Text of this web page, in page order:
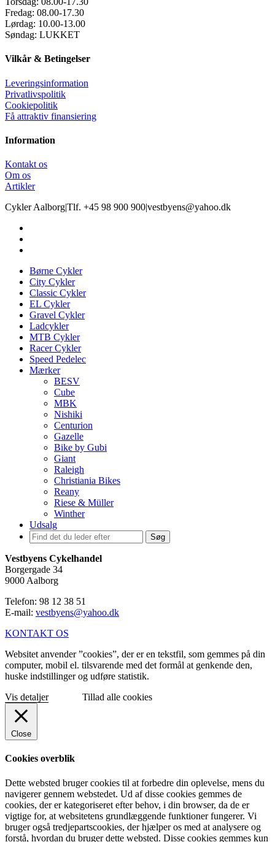
Fredag: 08.00-17.30
Lørdag: 10.00-13.00
Søndag: LUKKET
Vilkår & Betingelser
Leveringsinformation
Privatlivspolitik
Cookiepolitik
Få attraktiv finansiering
Information
Kontakt os
Om os
Artikler
Cykler Aalborg|Tlf. +45 98 900 900|vestbyens@yahoo.dk
Børne Cykler
City Cykler
Classic Cykler
EL Cykler
Gravel Cykler
Ladcykler
MTB Cykler
Racer Cykler
Speed Pedelec
Mærker
BESV
Cube
MBK
Nishiki
Centurion
Gazelle
Bike by Gubi
Giant
Raleigh
Christiania Bikes
Reany
Riese & Müller
Winther
Udsalg
Søg
Vestbyens Cykelhandel
Borgergade 34
9000 Aalborg
Telefon: 98 12 38 51
E-mail: vestbyens@yahoo.dk
KONTAKT OS
Websitet anvender ”cookies”, der er en tekstfil, som gemmes på din
computer, mobil el. tilsvarende med det formål at genkende den,
huske indstillinger og udføre statistik.
Vis detaljer
Tillad alle cookies
Close
Cookies overblik
Dette websted bruger cookies til at forbedre din oplevelse, mens du
navigerer gennem webstedet. Ud af disse cookies gemmes de
cookies, der er kategoriseret efter behov, i din browser, da de er
vigtige for, at websitetens grundlæggende funktioner fungerer. Vi
bruger også tredjepartscookies, der hjælper os med at analysere og
forstå, hvordan du bruger dette websted. Disse cookies gemmes kun